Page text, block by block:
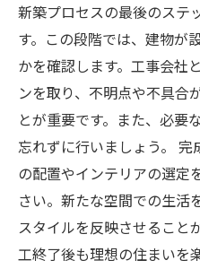
新築プロセスの最後のステ
す。この段階では、建物が
かを確認します。工事会社
ンを取り、不明点や不具合
とが重要です。また、必要
忘れずに行いましょう。
の配置やインテリアの選定
さい。新たな空間での生活
スタイルを反映させること
工終了後も理想の住まいを